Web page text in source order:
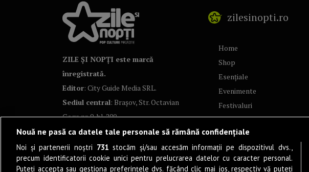
ZILE ȘI NOPȚI este marcă
înregistrată.
Editor: City Guide Media SRL.
Sediul central: Brașov, Str. Octavian
Goga nr. 9, bl. 290
zilesinopti.ro
Home
Shop
Esențiale
Evenimente
Festivaluri
Concerte
Artă & Cultură
Teatru
Film
Nouă ne pasă ca datele tale personale să rămână confidențiale
Noi și partenerii noștri 731 stocăm și/sau accesăm informații pe dispozitivul dvs.,
precum identificatorii cookie unici pentru prelucrarea datelor cu caracter personal.
Puteți accepta sau gestiona preferințele dvs. făcând clic mai jos, respectiv vă puteți